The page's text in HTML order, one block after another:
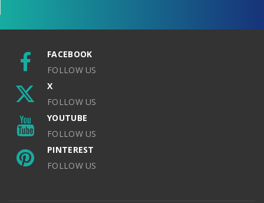
FACEBOOK
FOLLOW US
X
FOLLOW US
YOUTUBE
FOLLOW US
PINTEREST
FOLLOW US